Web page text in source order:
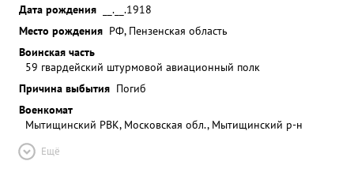
Дата рождения
__.__.1918
Место рождения РФ, Пензенская область
Воинская часть
59 гвардейский штурмовой авиационный полк
Причина выбытия Погиб
Военкомат
Мытищинский РВК, Московская обл., Мытищинский р-н
Ещё